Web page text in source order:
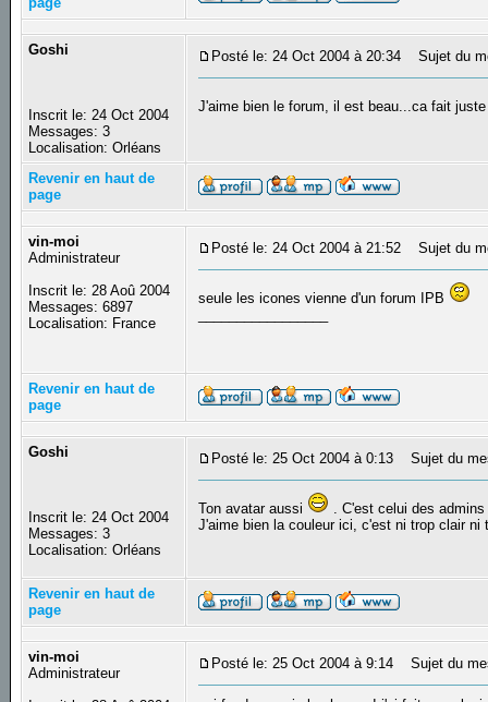
Goshi
Inscrit le: 24 Oct 2004
Messages: 3
Localisation: Orléans
Posté le: 24 Oct 2004 à 20:34 Sujet du
J'aime bien le forum, il est beau...ca fait
Revenir en haut de
page
vin-moi
Administrateur
Inscrit le: 28 Aoû 2004
Messages: 6897
Localisation: France
Posté le: 24 Oct 2004 à 21:52 Sujet du
seule les icones vienne d'un forum IPB
Revenir en haut de
page
Goshi
Inscrit le: 24 Oct 2004
Messages: 3
Localisation: Orléans
Posté le: 25 Oct 2004 à 0:13 Sujet du
Ton avatar aussi
. C'est celui des
J'aime bien la couleur ici, c'est ni trop clair ni
Revenir en haut de
page
vin-moi
Administrateur
Posté le: 25 Oct 2004 à 9:14 Sujet du